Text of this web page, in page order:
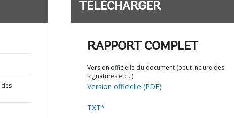
TÉLÉCHARGER
RAPPORT COMPLET
Version officielle du document (peut inclure des
signatures etc…)
Version officielle (PDF)
TXT*